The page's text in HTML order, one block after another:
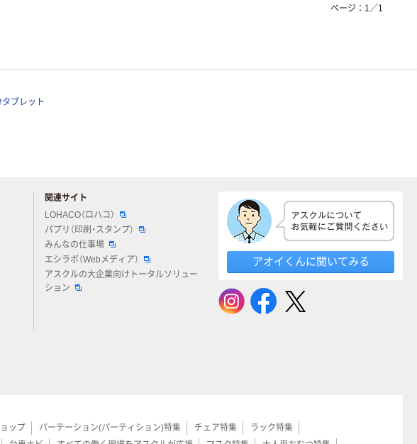
ページ： 1 ／1
タブレット
関連サイト
LOHACO（ロハコ）
パプリ（印刷・スタンプ）
みんなの仕事場
エシラボ（Webメディア）
アスクルの大企業向けトータルソリュー
ション
アオイくんに聞いてみる
ップ パーテーション(パーティション)特集 チェア特集
ラック特集